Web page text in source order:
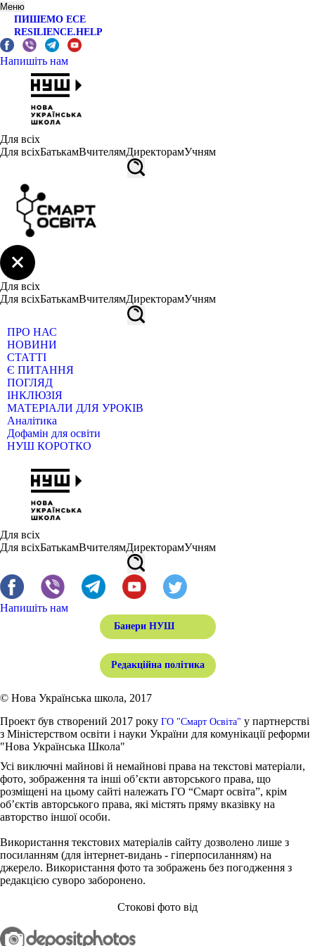
Меню
ПИШЕМО ЕСЕ
RESILIENCE.HELP
Напишіть нам
Для всіх
Для всіхБатькамВчителямДиректорамУчням
Для всіх
Для всіхБатькамВчителямДиректорамУчням
ПРО НАС
НОВИНИ
СТАТТІ
Є ПИТАННЯ
ПОГЛЯД
ІНКЛЮЗІЯ
МАТЕРІАЛИ ДЛЯ УРОКІВ
Аналітика
Дофамін для освіти
НУШ КОРОТКО
Для всіх
Для всіхБатькамВчителямДиректорамУчням
Напишіть нам
Банери НУШ
Редакційна політика
© Нова Українська школа, 2017
Проект був створений 2017 року ГО "Смарт Освіта" у партнерстві
з Міністерством освіти і науки України для комунікації реформи
"Нова Українська Школа"
Усі виключні майнові й немайнові права на текстові матеріали,
фото, зображення та інші об’єкти авторського права, що
розміщені на цьому сайті належать ГО “Смарт освіта”, крім
об’єктів авторського права, які містять пряму вказівку на
авторство іншої особи.
Використання текстових матеріалів сайту дозволено лише з
посиланням (для інтернет-видань - гіперпосиланням) на
джерело. Використання фото та зображень без погодження з
редакцією суворо заборонено.
Стокові фото від